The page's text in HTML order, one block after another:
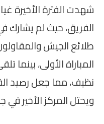
شهدت الفترة الأخيرة
الفريق، حيث لم يشارك
طلائع الجيش
المباراة الأولى، بينما
ويحتل المركز الأخير في